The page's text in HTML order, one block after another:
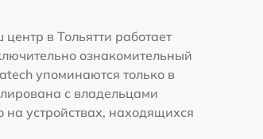
в Тольятти работает
ознакомительный
упоминаются только в
с владельцами
устройствах, находящихся